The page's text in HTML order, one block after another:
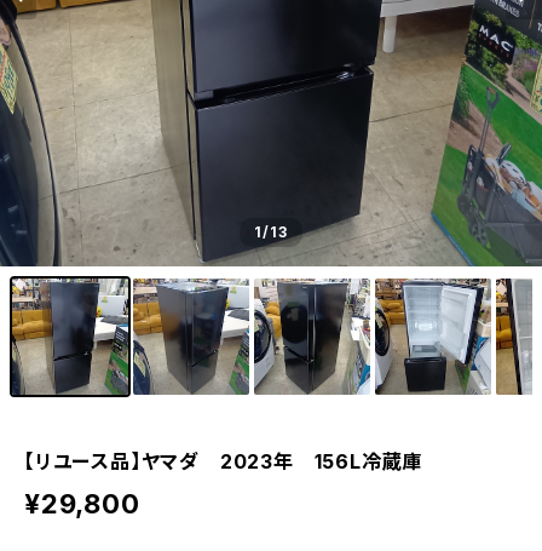
1/13
【リユース品】ヤマダ 2023年 156L冷蔵庫
¥29,800